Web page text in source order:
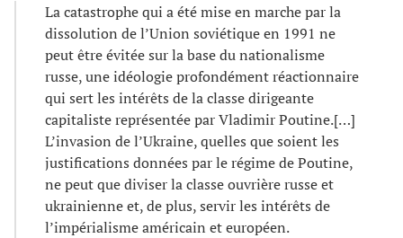
La catastrophe qui a été mise en marche par la
dissolution de l’Union soviétique en 1991 ne
peut être évitée sur la base du nationalisme
russe, une idéologie profondément réactionnaire
qui sert les intérêts de la classe dirigeante
capitaliste représentée par Vladimir Poutine.[…]
L’invasion de l’Ukraine, quelles que soient les
justifications données par le régime de Poutine,
ne peut que diviser la classe ouvrière russe et
ukrainienne et, de plus, servir les intérêts de
l’impérialisme américain et européen.